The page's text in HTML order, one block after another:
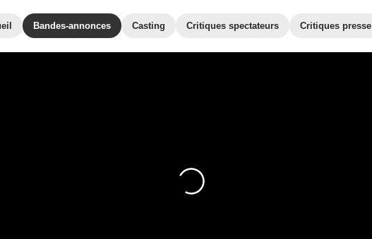
Bandes-annonces Casting Critiques spectateurs Critiques presse